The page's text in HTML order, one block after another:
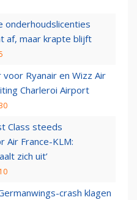
onderhoudslicenties
af, maar krapte blijft
voor Ryanair en Wizz Air
Charleroi Airport
Class steeds
Air France-KLM:
zich uit’
crash klagen